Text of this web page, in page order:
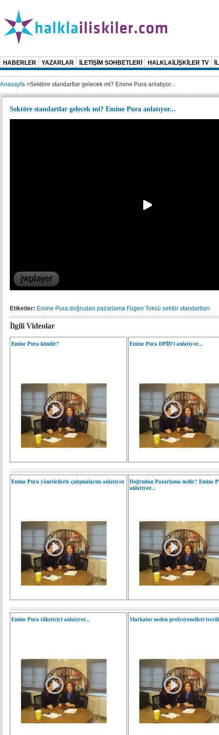
HABERLER YAZARLAR İLETİŞİM SOHBETLERİ HALKLAİLİŞKİLER TV
Anasayfa >Sektöre standartlar gelecek mi? Emine Pura anlatıyor...
Sektöre standartlar gelecek mi? Emine Pura anlatıyor...
Etiketler: Emine Pura doğrudan pazarlama Fügen Toksü sektör standartları
İlgili Videolar
Emine Pura kimdir? Emine Pura DPİD'i anlatıyor...
Emine Pura yöneticilerle çalışmalarını anlatıyor
Doğrudan Pazarlama nedir? Emine
anlatıyor...
Emine Pura tüketiciyi anlatıyor... Markalar neden profesyonelleri